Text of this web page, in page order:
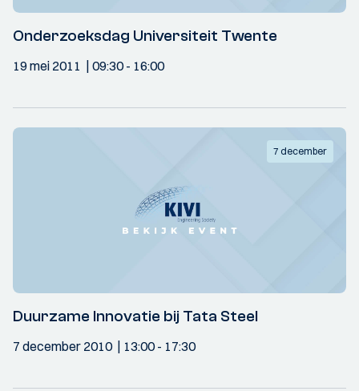
Onderzoeksdag Universiteit Twente
19 mei 2011 09:30- 16:00
7 december
Duurzame Innovatie bij Tata Steel
7 december 2010 13:00- 17:30